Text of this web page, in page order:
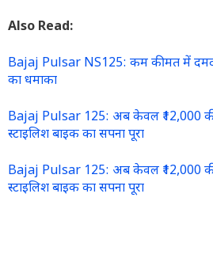
Also Read:
Bajaj Pulsar NS125: कम कीमत में
का धमाका
Bajaj Pulsar 125: अब केवल ₹12,000
स्टाइलिश बाइक का सपना पूरा
Bajaj Pulsar 125: अब केवल ₹12,000
स्टाइलिश बाइक का सपना पूरा